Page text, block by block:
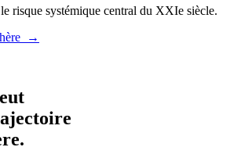
risque systémique central du XXIe siècle.
→